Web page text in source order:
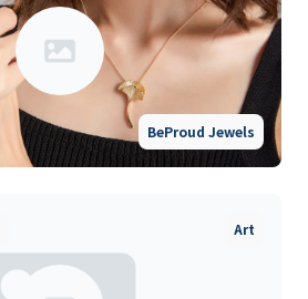
BeProud Jewels
Art